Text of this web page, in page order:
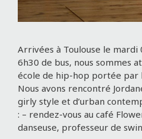
Arrivées à Toulouse le mardi
6h30 de bus, nous sommes
école de hip-hop portée par
Nous avons rencontré
girly style et d’urban
: – rendez-vous au café
danseuse, professeur de